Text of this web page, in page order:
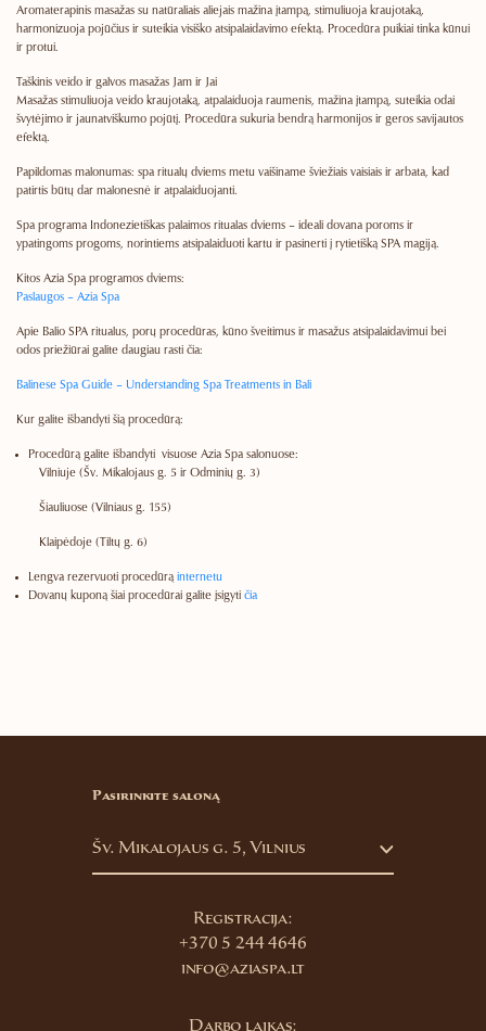
Aromaterapinis masažas su natūraliais aliejais mažina įtampą, stimuliuoja kraujotaką,
harmonizuoja pojūčius ir suteikia visiško atsipalaidavimo efektą. Procedūra puikiai tinka kūnui
ir protui.
Taškinis veido ir galvos masažas Jam ir Jai
Masažas stimuliuoja veido kraujotaką, atpalaiduoja raumenis, mažina įtampą, suteikia odai
švytėjimo ir jaunatviškumo pojūtį. Procedūra sukuria bendrą harmonijos ir geros savijautos
efektą.
Papildomas malonumas: spa ritualų dviems metu vaišiname šviežiais vaisiais ir arbata, kad
patirtis būtų dar malonesnė ir atpalaiduojanti.
Spa programa Indonezietiškas palaimos ritualas dviems – ideali dovana poroms ir
ypatingoms progoms, norintiems atsipalaiduoti kartu ir pasinerti į rytietišką SPA magiją.
Kitos Azia Spa programos dviems:
Paslaugos – Azia Spa
Apie Balio SPA ritualus, porų procedūras, kūno šveitimus ir masažus atsipalaidavimui bei
odos priežiūrai galite daugiau rasti čia:
Balinese Spa Guide – Understanding Spa Treatments in Bali
Kur galite išbandyti šią procedūrą:
Procedūrą galite išbandyti visuose Azia Spa salonuose:
Vilniuje (Šv. Mikalojaus g. 5 ir Odminių g. 3)
Šiauliuose (Vilniaus g. 155)
Klaipėdoje (Tiltų g. 6)
Lengva rezervuoti procedūrą internetu
Dovanų kuponą šiai procedūrai galite įsigyti čia
Pasirinkite saloną
Šv. Mikalojaus g. 5, Vilnius
Registracija:
+370 5 244 4646
info@aziaspa.lt
Darbo laikas: